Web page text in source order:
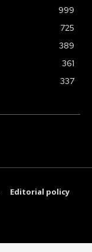
999
725
389
361
337
Editorial policy